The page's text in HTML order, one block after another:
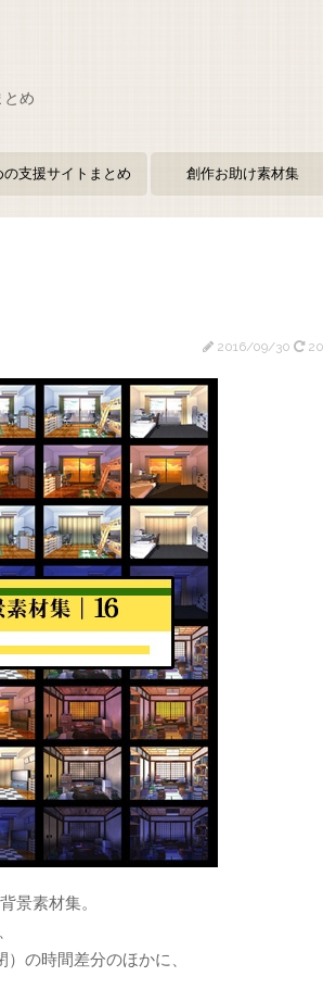
とめ
支援サイトまとめ 創作お助け素材集
2016/09/30
景素材集。
の時間差分のほかに、